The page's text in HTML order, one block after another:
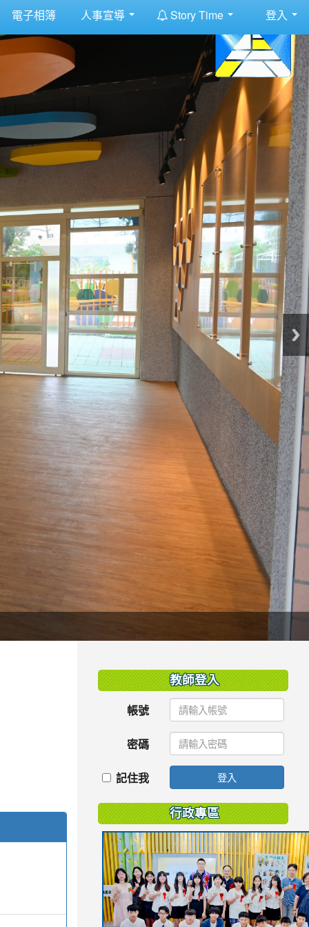
電子相簿 人事宣導 Story Time 登入
教師登入
帳號
密碼
記住我 登入
行政專區